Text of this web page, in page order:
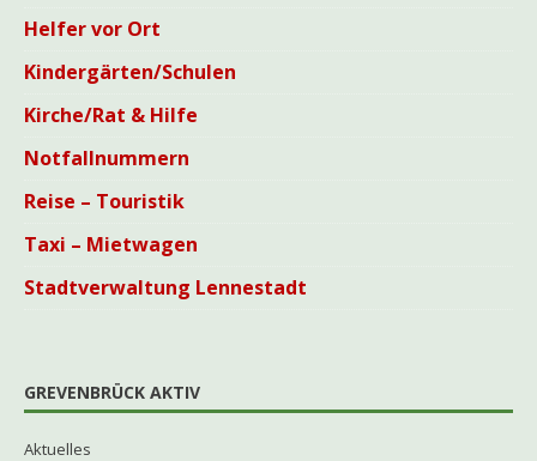
Helfer vor Ort
Kindergärten/Schulen
Kirche/Rat & Hilfe
Notfallnummern
Reise – Touristik
Taxi – Mietwagen
Stadtverwaltung Lennestadt
GREVENBRÜCK AKTIV
Aktuelles